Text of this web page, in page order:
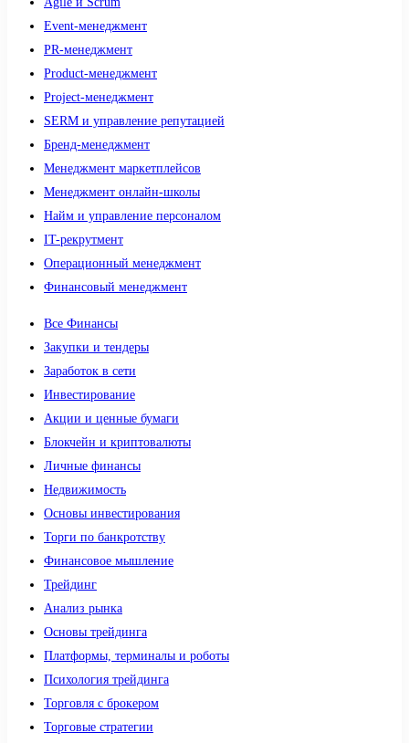
Event-менеджмент
PR-менеджмент
Product-менеджмент
Project-менеджмент
SERM и управление репутацией
Бренд-менеджмент
Менеджмент маркетплейсов
Менеджмент онлайн-школы
Найм и управление персоналом
IT-рекрутмент
Операционный менеджмент
Финансовый менеджмент
Все Финансы
Закупки и тендеры
Заработок в сети
Инвестирование
Акции и ценные бумаги
Блокчейн и криптовалюты
Личные финансы
Недвижимость
Основы инвестирования
Торги по банкротству
Финансовое мышление
Трейдинг
Анализ рынка
Основы трейдинга
Платформы, терминалы и роботы
Психология трейдинга
Торговля с брокером
Торговые стратегии